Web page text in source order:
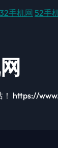
手机网52手
https://